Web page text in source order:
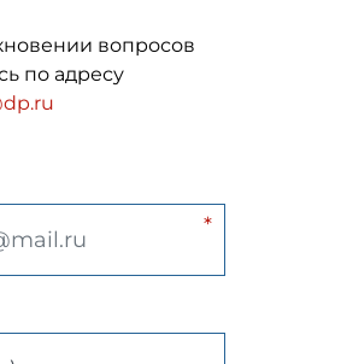
вопросов
по адресу